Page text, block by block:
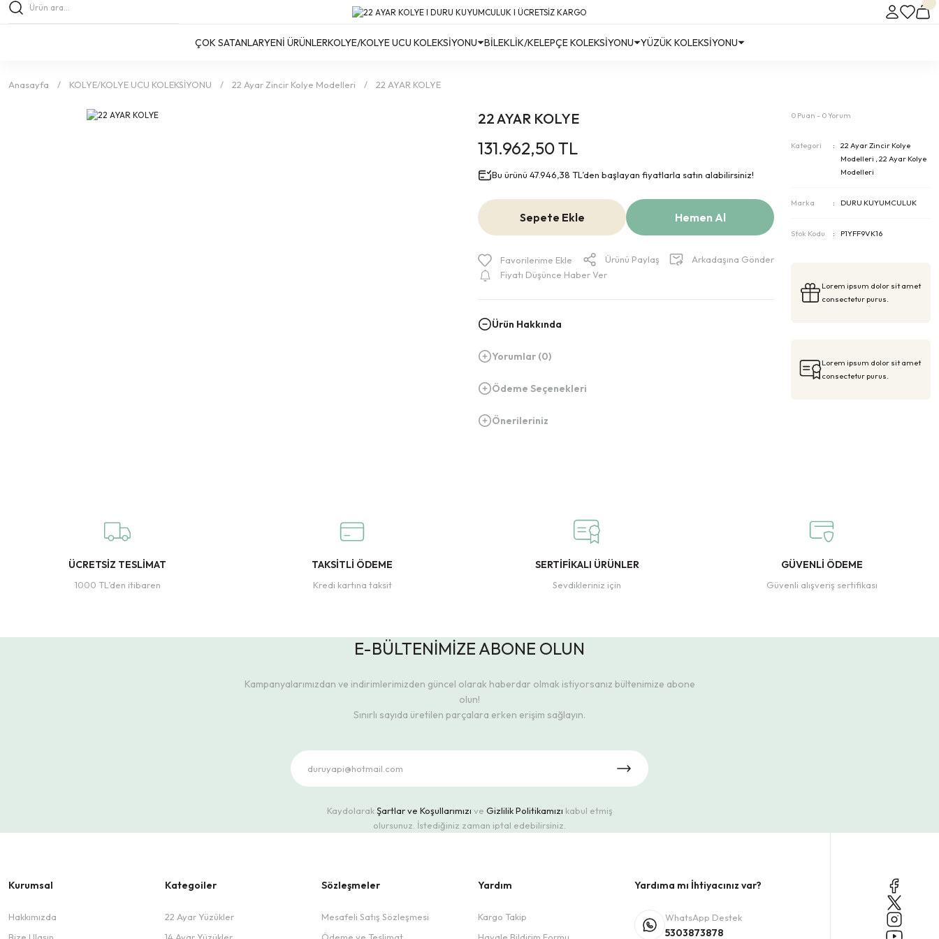
Türkiye’nin Her Yerine Ücretsiz Kargo!
Türkiye’nin Her Yerine Ücretsiz Kargo! #2
Türkiye’nin Her Yerine Ücretsiz Kargo! #3
ÇOK SATANLARYENİ ÜRÜNLERKOLYE/KOLYE UCU KOLEKSİYONU BİLEKLİK/KELEPÇE KOLEKSİYONU YÜZÜK KOLEKSİYONU
Anasayfa KOLYE/KOLYE UCU KOLEKSİYONU 22 Ayar Zincir Kolye Modelleri 22 AYAR KOLYE
22 AYAR KOLYE
131.962,50 TL
Bu ürünü 47.946,38 TL’den başlayan fiyatlarla satın alabilirsiniz!
Sepete Ekle Hemen Al
Ürünü Paylaş
Arkadaşına Gönder
Fiyatı Düşünce Haber Ver
Ürün Hakkında
Yorumlar (0)
Ödeme Seçenekleri
Önerileriniz
0 Puan - 0 Yorum
Kategori
22 Ayar Zincir Kolye
Modelleri ,22 Ayar Kolye
Modelleri
Marka DURU KUYUMCULUK
Stok Kodu P1YFF9VK16
Lorem ipsum dolor sit amet
consectetur purus.
Lorem ipsum dolor sit amet
consectetur purus.
ÜCRETSİZ TESLİMAT
1000 TL’den itibaren
TAKSİTLİ ÖDEME
Kredi kartına taksit
SERTİFİKALI ÜRÜNLER
Sevdikleriniz için
GÜVENLİ ÖDEME
Güvenli alışveriş sertifikası
E-BÜLTENİMİZE ABONE OLUN
Kampanyalarımızdan ve indirimlerimizden güncel olarak haberdar olmak istiyorsanız bültenimize abone
olun!
Sınırlı sayıda üretilen parçalara erken erişim sağlayın.
KaydolarakŞartlar ve Koşullarımızı ve Gizlilik Politikamızı kabul etmiş
olursunuz. İstediğiniz zaman iptal edebilirsiniz.
Kurumsal
Hakkımızda
Kategoiler
22 Ayar Yüzükler
Sözleşmeler
Mesafeli Satış Sözleşmesi
Yardım
Kargo Takip
Yardıma mı İhtiyacınız var?
WhatsApp Destek
5303873878